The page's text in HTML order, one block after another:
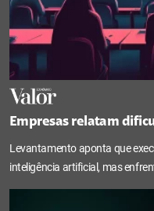
Empresas relatam
Levantamento aponta que
inteligência artificial, mas